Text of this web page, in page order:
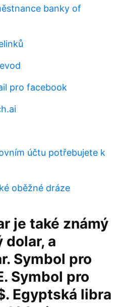
banky of
pro facebook
účtu potřebujete k
oběžné dráze
je také známý
dolar, a
Symbol pro
Symbol pro
Egyptská libra